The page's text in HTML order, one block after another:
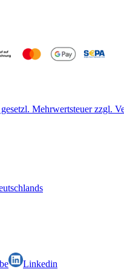
Mehrwertsteuer zzgl.
Linkedin